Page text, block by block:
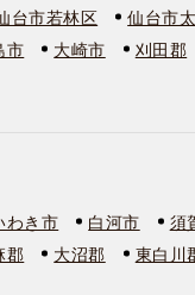
台市若林区 仙台市
市 大崎市 刈田郡
わき市 白河市 須
郡 大沼郡 東白川